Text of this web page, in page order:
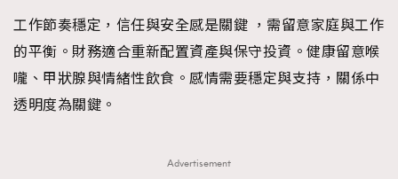
工作節奏穩定，信任與安全感是關鍵 ，需留意家庭與工作
的平衡。財務適合重新配置資產與保守投資。健康留意喉
嚨、甲狀腺與情緒性飲食。感情需要穩定與支持，關係中
透明度為關鍵。
Advertisement